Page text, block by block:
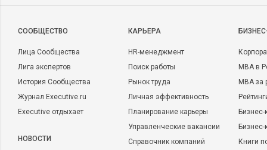
CООБЩЕСТВО
Лица Сообщества
Лига экспертов
История Сообщества
Журнал Executive.ru
Executive отдыхает
НОВОСТИ
КАРЬЕРА
HR-менеджмент
Поиск работы
Рынок труда
Личная эффективность
Планирование карьеры
Управленческие вакансии
Справочник компаний
MBA в
MBA
Бизнес-
Книги